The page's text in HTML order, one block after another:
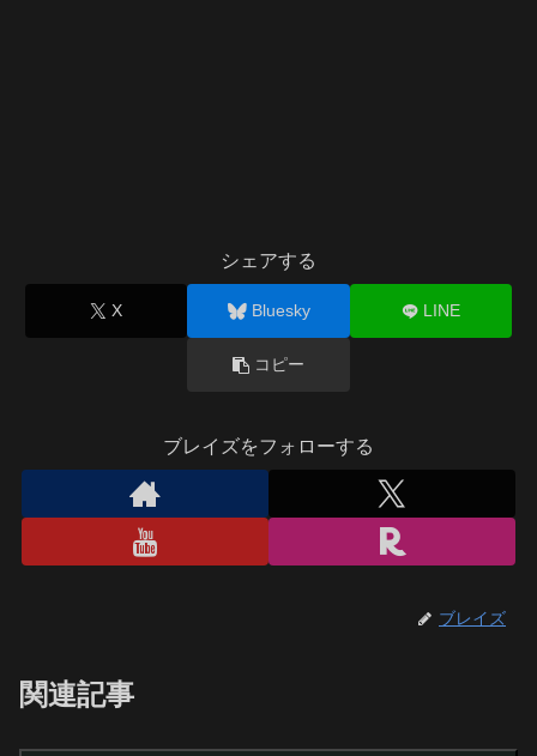
シェアする
X Bluesky LINE
コピー
ブレイズをフォローする
ブレイズ
関連記事